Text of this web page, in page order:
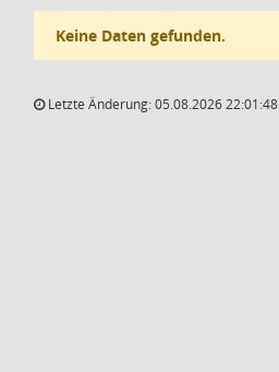
Keine Daten gefunden.
Letzte Änderung: 05.08.2026 22:01:48